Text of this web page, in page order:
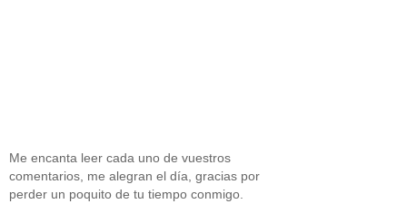
Me encanta leer cada uno de vuestros
comentarios, me alegran el día, gracias por
perder un poquito de tu tiempo conmigo.